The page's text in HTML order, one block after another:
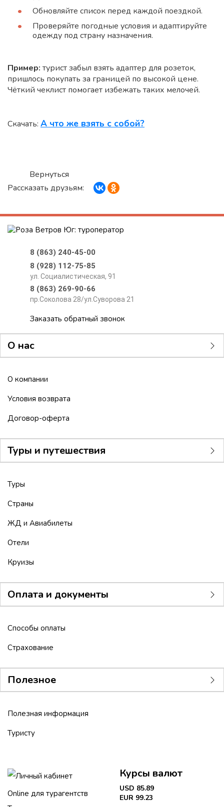
Обновляйте список перед каждой поездкой.
Проверяйте погодные условия и адаптируйте
одежду под страну назначения.
Пример: турист забыл взять адаптер для розеток,
пришлось покупать за границей по высокой цене.
Чёткий чеклист помогает избежать таких мелочей.
Скачать: А что же взять с собой?
Вернуться
Рассказать друзьям:
8 (863) 240-45-00
8 (928) 112-75-85
ул. Социалистическая, 91
8 (863) 269-90-66
пр.Соколова 28/ул.Суворова 21
Заказать обратный звонок
О нас
О компании
Условия возврата
Договор-оферта
Туры и путешествия
Туры
Страны
ЖД и Авиабилеты
Отели
Круизы
Оплата и документы
Способы оплаты
Страхование
Полезное
Полезная информация
Туристу
Личный кабинет
Online для турагентств
Курсы валют
USD 85.89
EUR 99.23